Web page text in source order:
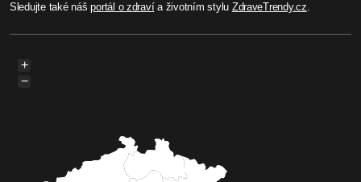
Sledujte také nášportál o zdravía životním stylu ZdraveTrendy.cz.
+
−